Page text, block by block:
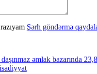
Şərh göndərmə